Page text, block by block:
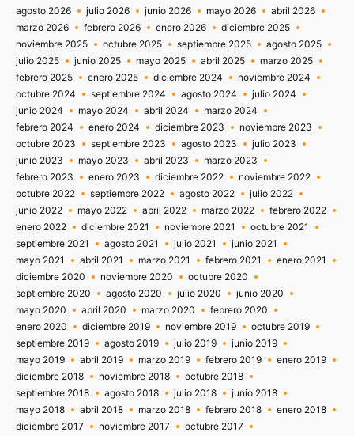
agosto 2026 julio 2026 junio 2026 mayo 2026
abril 2026
marzo 2026
febrero 2026 enero 2026
diciembre 2025
noviembre 2025
octubre 2025 septiembre 2025
agosto 2025
julio 2025
junio 2025 mayo 2025 abril 2025
marzo 2025
febrero 2025
enero 2025 diciembre 2024
noviembre 2024
octubre 2024
septiembre 2024 agosto 2024
julio 2024
junio 2024
mayo 2024 abril 2024
marzo 2024
febrero 2024
enero 2024 diciembre 2023
noviembre 2023
octubre 2023
septiembre 2023 agosto 2023
julio 2023
junio 2023
mayo 2023 abril 2023
marzo 2023
febrero 2023
enero 2023 diciembre 2022
noviembre 2022
octubre 2022
septiembre 2022 agosto 2022
julio 2022
junio 2022
mayo 2022 abril 2022 marzo 2022
febrero 2022
enero 2022
diciembre 2021 noviembre 2021
octubre 2021
septiembre 2021
agosto 2021 julio 2021
junio 2021
mayo 2021
abril 2021 marzo 2021 febrero 2021
enero 2021
diciembre 2020
noviembre 2020
octubre 2020
septiembre 2020
agosto 2020 julio 2020
junio 2020
mayo 2020
abril 2020 marzo 2020
febrero 2020
enero 2020
diciembre 2019 noviembre 2019
octubre 2019
septiembre 2019
agosto 2019 julio 2019
junio 2019
mayo 2019
abril 2019 marzo 2019 febrero 2019
enero 2019
diciembre 2018
noviembre 2018
octubre 2018
septiembre 2018
agosto 2018 julio 2018
junio 2018
mayo 2018
abril 2018 marzo 2018 febrero 2018
enero 2018
diciembre 2017
noviembre 2017
octubre 2017